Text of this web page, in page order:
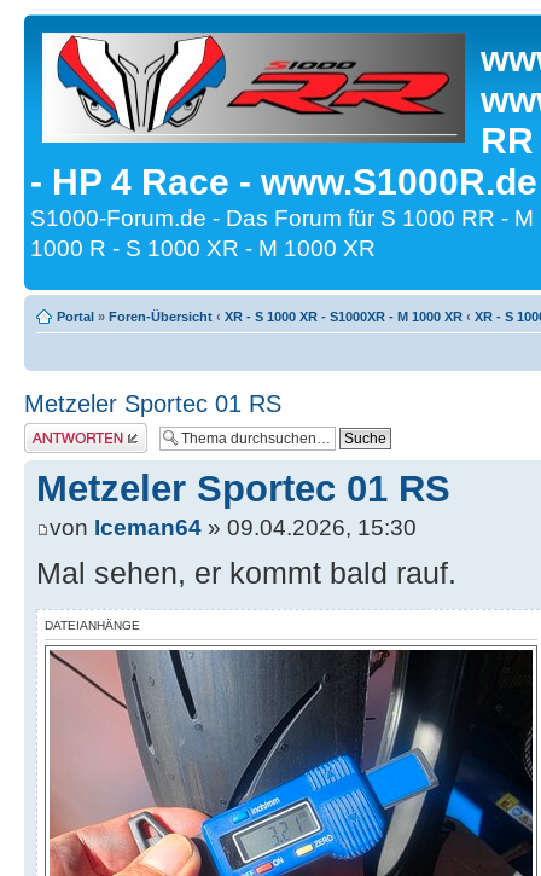
- HP 4 Race -
S1000-Forum.de - Das Forum für S 1000 RR -
1000 R - S 1000 XR - M 1000 XR
Portal » Foren-Übersicht ‹ XR - S 1000 XR - S1000XR - M 1000 XR ‹ XR - S
Metzeler Sportec 01 RS
Antwort erstellen
Metzeler Sportec 01 RS
von Iceman64 » 09.04.2026, 15:30
Mal sehen, er kommt bald rauf.
DATEIANHÄNGE